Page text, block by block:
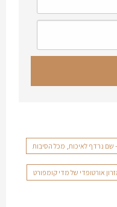
שם נרדף לאיכות, מכל הסיבות
אורטופדי של מדי קומפורט